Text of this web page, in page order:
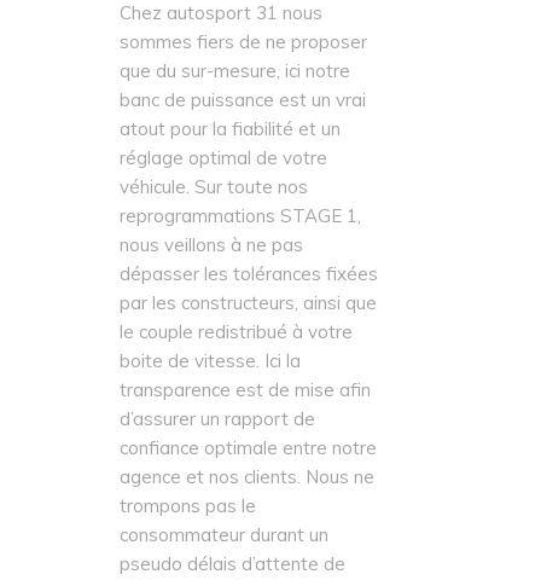
Chez autosport 31 nous
sommes fiers de ne proposer
que du sur-mesure, ici notre
banc de puissance est un vrai
atout pour la fiabilité et un
réglage optimal de votre
véhicule. Sur toute nos
reprogrammations STAGE 1,
nous veillons à ne pas
dépasser les tolérances fixées
par les constructeurs, ainsi que
le couple redistribué à votre
boite de vitesse. Ici la
transparence est de mise afin
d’assurer un rapport de
confiance optimale entre notre
agence et nos clients. Nous ne
trompons pas le
consommateur durant un
pseudo délais d’attente de